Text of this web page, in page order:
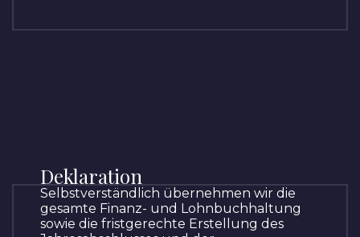
Deklaration
Selbstverständlich übernehmen wir die
gesamte Finanz- und Lohnbuchhaltung
sowie die fristgerechte Erstellung des